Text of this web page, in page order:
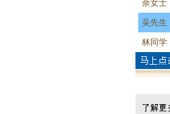
余女士
吴先生
林同学